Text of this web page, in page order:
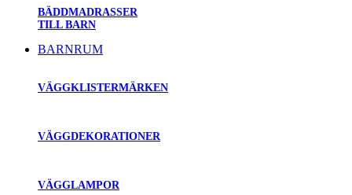
BÄDDMADRASSER
TILL BARN
BARNRUM
VÄGGKLISTERMÄRKEN
VÄGGDEKORATIONER
VÄGGLAMPOR